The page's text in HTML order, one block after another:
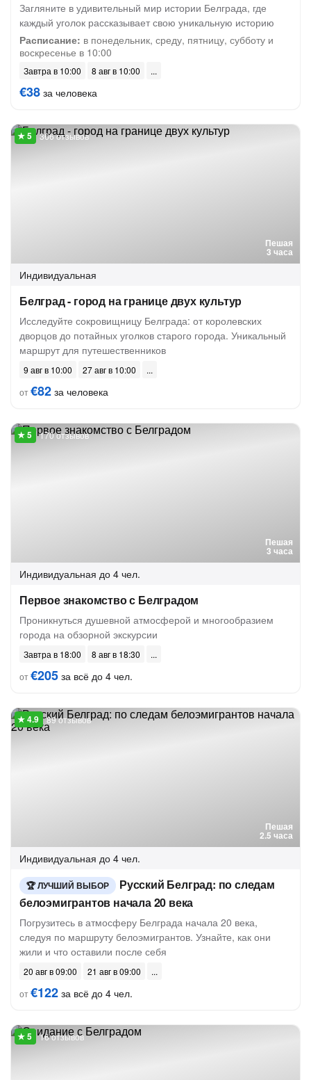
Загляните в удивительный мир истории Белграда, где
каждый уголок рассказывает свою уникальную историю
Расписание: в понедельник, среду, пятницу, субботу и
воскресенье в 10:00
Завтра в 10:00 8 авг в 10:00
€38 за человека
Пешая
3 часа
366 отзывов
Индивидуальная
Белград - город на границе двух культур
Исследуйте сокровищницу Белграда: от королевских
дворцов до потайных уголков старого города. Уникальный
маршрут для путешественников
9 авг в 10:00
27 авг в 10:00
от€82 за человека
Пешая
3 часа
170 отзывов
Индивидуальная до 4 чел.
Первое знакомство с Белградом
Проникнуться душевной атмосферой и многообразием
города на обзорной экскурсии
Завтра в 18:00
8 авг в 18:30
от€205 за всё до 4 чел.
Пешая
2.5 часа
89 отзывов
Индивидуальная до 4 чел.
ЛУЧШИЙ ВЫБОР
Русский Белград: по следам
белоэмигрантов начала 20 века
Погрузитесь в атмосферу Белграда начала 20 века,
следуя по маршруту белоэмигрантов. Узнайте, как они
жили и что оставили после себя
20 авг в 09:00
21 авг в 09:00
от€122 за всё до 4 чел.
16 отзывов